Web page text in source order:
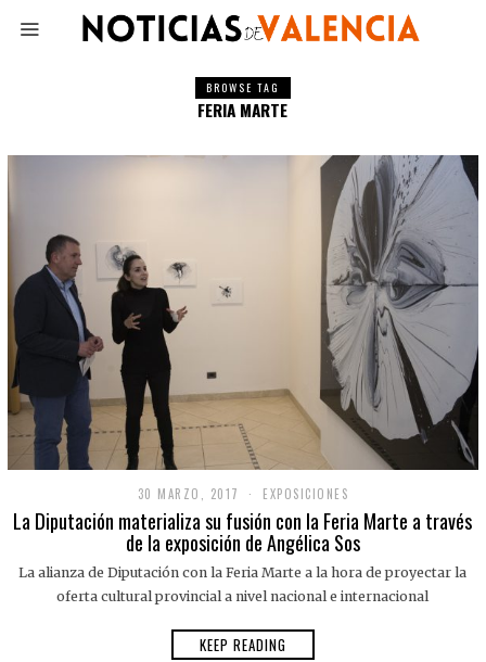
BROWSE TAG
FERIA MARTE
30 MARZO, 2017 EXPOSICIONES
La Diputación materializa su fusión con la Feria Marte a través
de la exposición de Angélica Sos
La alianza de Diputación con la Feria Marte a la hora de proyectar la
oferta cultural provincial a nivel nacional e internacional
KEEP READING